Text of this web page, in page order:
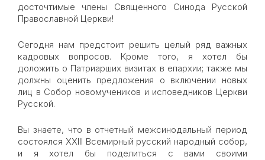
досточтимые члены Священного Синода Русской
Православной Церкви!
Сегодня нам предстоит решить целый ряд важных
кадровых вопросов. Кроме того, я хотел бы
доложить о Патриарших визитах в епархии; также мы
должны оценить предложения о включении новых
лиц в Собор новомучеников и исповедников Церкви
Русской.
Вы знаете, что в отчетный межсинодальный период
состоялся XXIII Всемирный русский народный собор,
и я хотел бы поделиться с вами своими